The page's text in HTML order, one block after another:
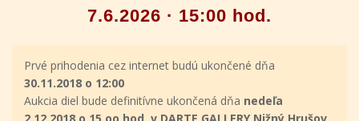
7.6.2026 · 15:00 hod.
Prvé prihodenia cez internet budú ukončené dňa
30.11.2018 o 12:00
Aukcia diel bude definitívne ukončená dňa nedeľa